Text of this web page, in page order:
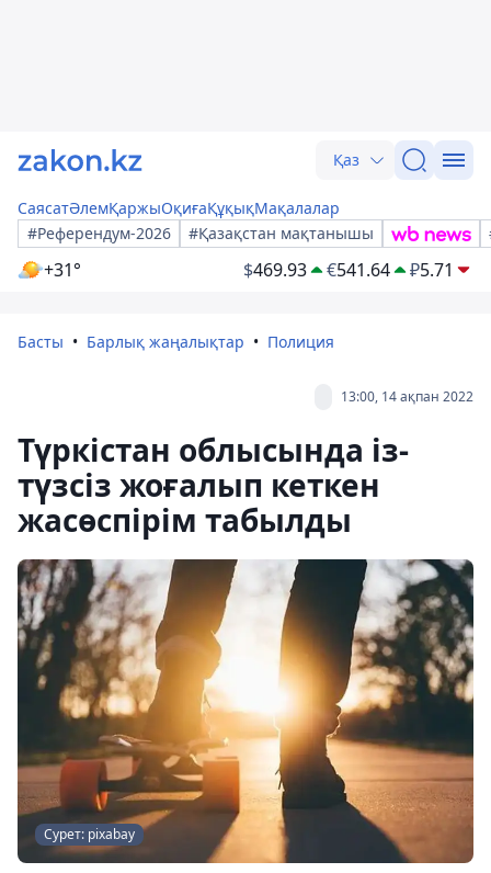
Қаз
СаясатӘлемҚаржыОқиғаҚұқықМақалалар
#Референдум-2026
#Қазақстан мақтанышы
+31° $469.93 €541.64 ₽5.71
Басты Барлық жаңалықтар Полиция
13:00, 14 ақпан 2022
Түркістан облысында із-
түзсіз жоғалып кеткен
жасөспірім табылды
Сурет: pixabay